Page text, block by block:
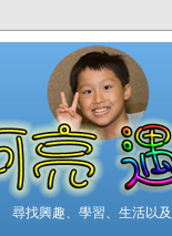
尋找興趣、學習、生活以